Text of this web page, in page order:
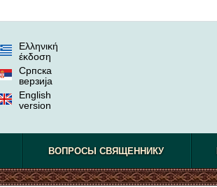
Ελληνική
έκδοση
Српска
верзиjа
English
version
ВОПРОСЫ СВЯЩЕННИКУ